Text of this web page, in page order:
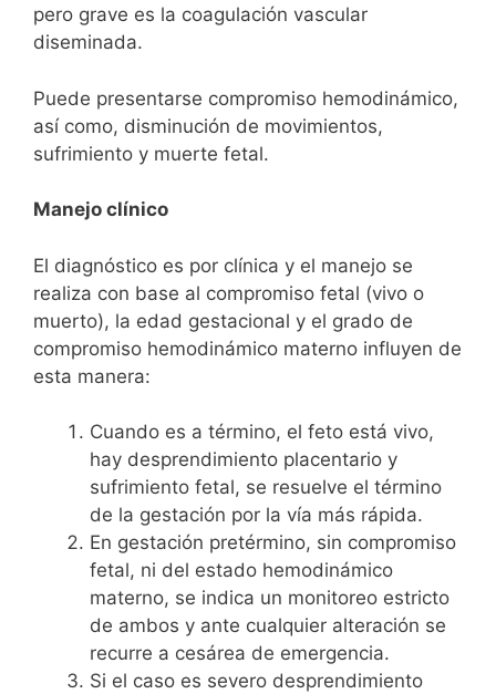
pero grave es la coagulación vascular
diseminada.
Puede presentarse compromiso hemodinámico,
así como, disminución de movimientos,
sufrimiento y muerte fetal.
Manejo clínico
El diagnóstico es por clínica y el manejo se
realiza con base al compromiso fetal (vivo o
muerto), la edad gestacional y el grado de
compromiso hemodinámico materno influyen de
esta manera:
Cuando es a término, el feto está vivo,
hay desprendimiento placentario y
sufrimiento fetal, se resuelve el término
de la gestación por la vía más rápida.
En gestación pretérmino, sin compromiso
fetal, ni del estado hemodinámico
materno, se indica un monitoreo estricto
de ambos y ante cualquier alteración se
recurre a cesárea de emergencia.
Si el caso es severo desprendimiento